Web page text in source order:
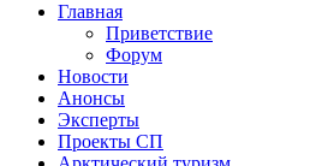
Главная
Приветствие
Форум
Новости
Анонсы
Эксперты
Проекты СП